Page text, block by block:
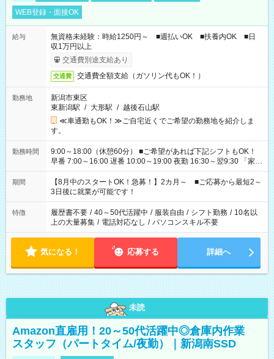
WEB登録・面接OK
給与
無資格未経験：時給1250円～ ■週払いOK ■扶養内OK ■日
収1万円以上
交通費別途支給あり
交通費 交通費全額支給（ガソリン代もOK！）
勤務地
新潟市東区
東新潟駅 / 大形駅 / 越後石山駅
≪車通勤もOK！≫ご自宅近くでご希望の勤務地を紹介しま
す。
勤務時間
9:00～18:00（休憩60分） ■ご希望があれば下記シフトもOK！
早番 7:00～16:00 遅番 10:00～19:00 夜勤 16:30～翌9:30 「家族
と休みを合わせたい」 「余裕を持って夕飯の準備がしたい」
「できれば残業はしたくない」 など、ご希望を教えてください
ね。 ※Wワーク希望の方へ 今ご覧のお仕事で希望する勤務時間
と、もう1つのお仕事の勤務時間。 合計で週40時間を超える場
合は応募できません。
期間
【8月中のスタートOK！急募！】2カ月～ ■ご応募から最短2～
3日後に就業が可能です！
特徴 履歴書不要 / 40～50代活躍中 / 服装自由 / シフト勤務 / 10名以
上の大量募集 / 電話対応なし / パソコンスキル不要
気になる！ 応募する 詳細へ
未読
Amazon直雇用！20～50代活躍中◎倉庫内作業
スタッフ（パートタイム/夜勤）｜新潟南SSD